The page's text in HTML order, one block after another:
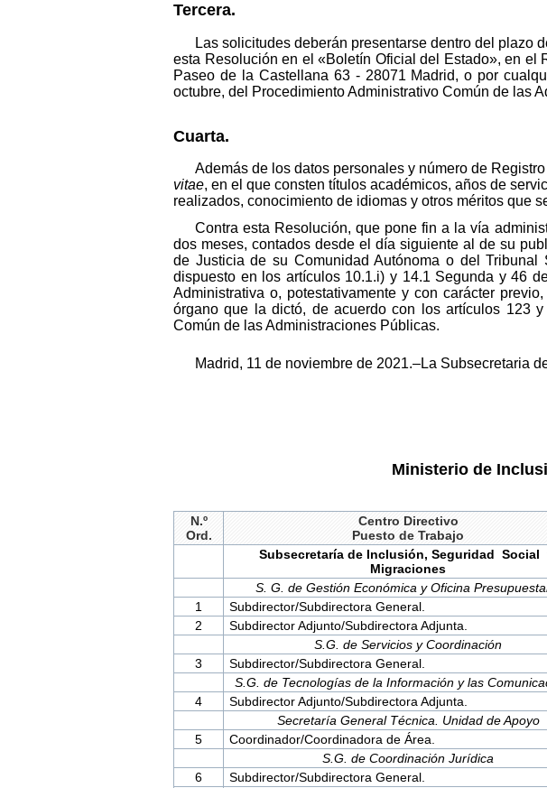
Tercera.
Las solicitudes deberán presentarse dentro del plazo
esta Resolución en el «Boletín Oficial del Estado», en el
Paseo de la Castellana 63 - 28071 Madrid, o por
octubre, del Procedimiento Administrativo Común de las
Cuarta.
Además de los datos personales y número de
vitae, en el que consten títulos académicos, años de
realizados, conocimiento de idiomas y otros méritos que
Contra esta Resolución, que pone fin a la vía
dos meses, contados desde el día siguiente al de su
de Justicia de su Comunidad Autónoma o del
dispuesto en los artículos 10.1.i) y 14.1 Segunda y 46
Administrativa o, potestativamente y con carácter
órgano que la dictó, de acuerdo con los artículos 123
Común de las Administraciones Públicas.
Madrid, 11 de noviembre de 2021.–La Subsecretaria
Ministerio de
N.º
Ord.
Centro Directivo
Puesto de Trabajo
Subsecretaría de Inclusión, Seguridad Social
Migraciones
S. G. de Gestión Económica y Oficina
1
Subdirector/Subdirectora General.
2
Subdirector Adjunto/Subdirectora Adjunta.
S.G. de Servicios y Coordinación
3
Subdirector/Subdirectora General.
S.G. de Tecnologías de la Información y las
4
Subdirector Adjunto/Subdirectora Adjunta.
Secretaría General Técnica. Unidad de Apoyo
5
Coordinador/Coordinadora de Área.
S.G. de Coordinación Jurídica
6
Subdirector/Subdirectora General.